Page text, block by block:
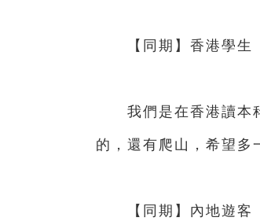
【同期】香港學生
我們是在香港讀本科
的，還有爬山，希望
【同期】內地遊客